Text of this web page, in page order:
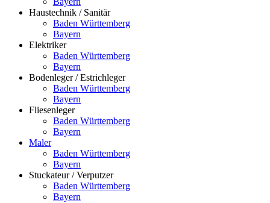
Haustechnik / Sanitär
Baden Württemberg
Bayern
Elektriker
Baden Württemberg
Bayern
Bodenleger / Estrichleger
Baden Württemberg
Bayern
Fliesenleger
Baden Württemberg
Bayern
Maler
Baden Württemberg
Bayern
Stuckateur / Verputzer
Baden Württemberg
Bayern